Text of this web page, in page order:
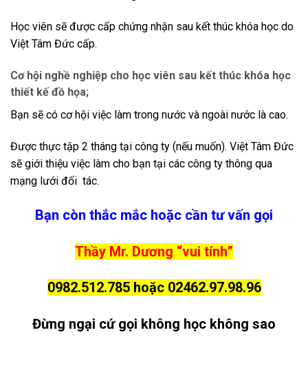
Học viên sẽ được cấp chứng nhận sau kết thúc khóa học do
Việt Tâm Đức cấp.
Cơ hội nghề nghiệp cho học viên sau kết thúc khóa học
thiết kế đồ họa;
Bạn sẽ có cơ hội việc làm trong nước và ngoài nước là cao.
Được thực tập 2 tháng tại công ty (nếu muốn). Việt Tâm Đức
sẽ giới thiệu việc làm cho bạn tại các công ty thông qua
mạng lưới đối tác.
Bạn còn thắc mắc hoặc cần tư vấn gọi
Thầy Mr. Dương “vui tính”
0982.512.785 hoặc 02462.97.98.96
Đừng ngại cứ gọi không học không sao